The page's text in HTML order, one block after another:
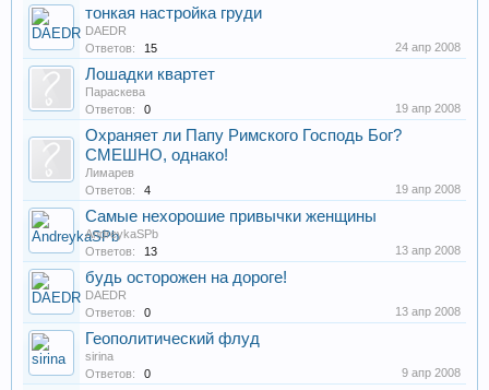
тонкая настройка груди
DAEDR
Ответов:
15 24 апр 2008
Лошадки квартет
Параскева
Ответов:
0 19 апр 2008
Охраняет ли Папу Римского Господь Бог?
СМЕШНО, однако!
Лимарев
Ответов:
4 19 апр 2008
Самые нехорошие привычки женщины
AndreykaSPb
Ответов:
13 13 апр 2008
будь осторожен на дороге!
DAEDR
Ответов:
0 13 апр 2008
Геополитический флуд
sirina
Ответов:
0 9 апр 2008